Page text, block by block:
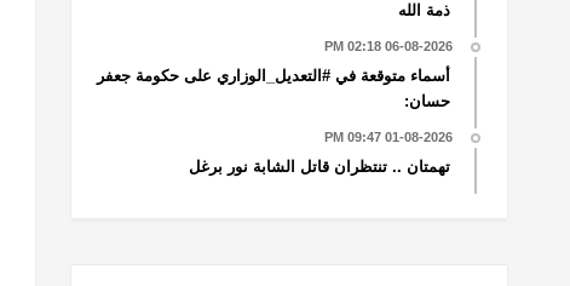
ذمة الله
06-08-2026 02:18 PM
أسماء متوقعة في #التعديل_الوزاري على حكومة جعفر
حسان:
01-08-2026 09:47 PM
تهمتان .. تنتظران قاتل الشابة نور برغل